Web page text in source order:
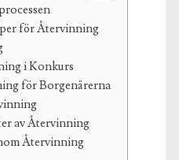
för Återvinning
i Konkurs
för Borgenärerna
av Återvinning
Återvinning